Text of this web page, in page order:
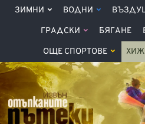
ЗИМНИ ВОДНИ
ГРАДСКИ БЯГАНЕ
ОЩЕ СПОРТОВЕ